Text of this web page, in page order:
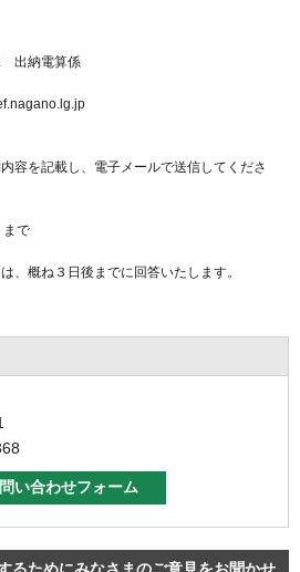
納電算係
を記載し、電子メールで送信してくださ
で
ね３日後までに回答いたします。
るためにみなさまのご意見をお聞かせ